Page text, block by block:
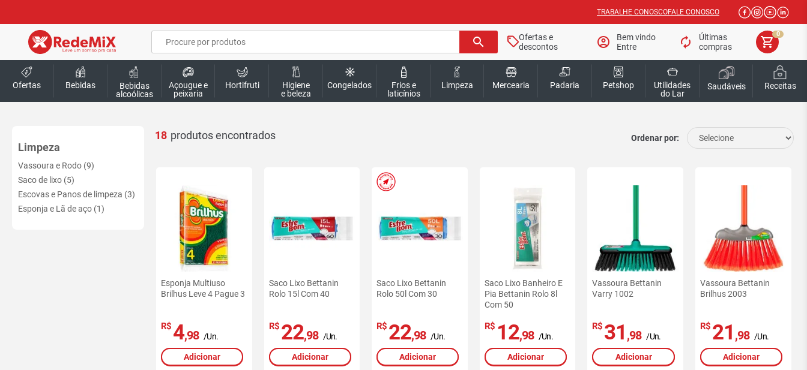
TRABALHE CONOSCOFALE CONOSCO
search
Ofertas e
descontos
account_circle
Bem vindo
Entre
autorenew
Últimas
compras
shopping_cart
0
Ofertas Bebidas
Bebidas
alcoólicas
Açougue e
peixaria
Hortifruti
Higiene
e beleza
Congelados
Frios e
laticínios
Limpeza Mercearia Padaria Petshop
Utilidades
do Lar
Saudáveis Receitas
Limpeza
Vassoura e Rodo (9)
Saco de lixo (5)
Escovas e Panos de limpeza (3)
Esponja e Lã de aço (1)
18 Ordenar por:
Esponja Multiuso
Brilhus Leve 4 Pague 3
R$ 4,98 /Un.
Adicionar
Saco Lixo Bettanin
Rolo 15l Com 40
R$ 22,98 /Un.
Adicionar
Ofertas
exclusivas
RedeMiX
Saco Lixo Bettanin
Rolo 50l Com 30
R$ 22,98 /Un.
Adicionar
Saco Lixo Banheiro E
Pia Bettanin Rolo 8l
Com 50
R$ 12,98 /Un.
Adicionar
Vassoura Bettanin
Varry 1002
R$ 31 ,98 /Un.
Adicionar
Vassoura Bettanin
Brilhus 2003
R$ 21 ,98 /Un.
Adicionar